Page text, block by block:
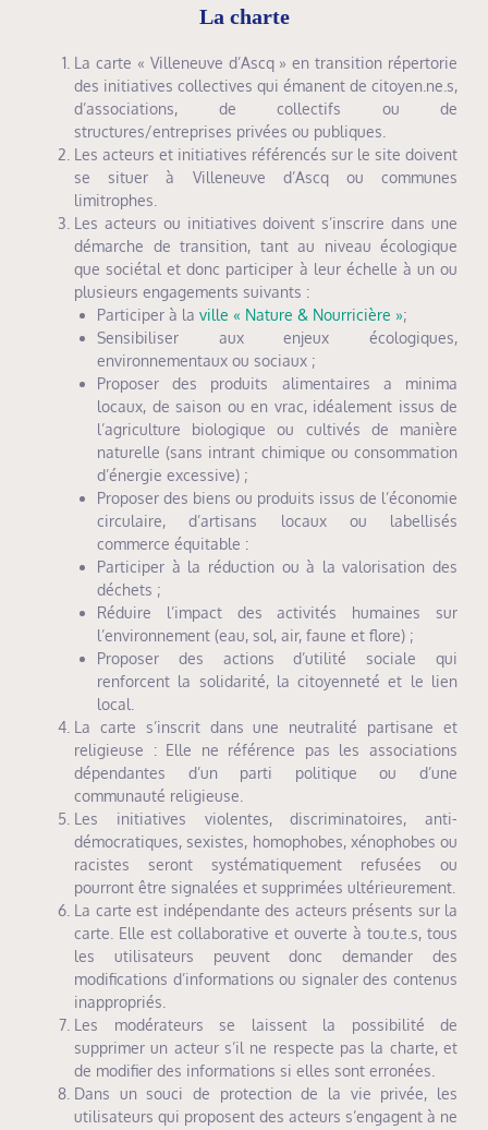
La charte
La carte « Villeneuve d’Ascq » en transition répertorie
des initiatives collectives qui émanent de citoyen.ne.s,
d’associations, de collectifs ou de
structures/entreprises privées ou publiques.
Les acteurs et initiatives référencés sur le site doivent
se situer à Villeneuve d’Ascq ou communes
limitrophes.
Les acteurs ou initiatives doivent s’inscrire dans une
démarche de transition, tant au niveau écologique
que sociétal et donc participer à leur échelle à un ou
plusieurs engagements suivants :
Participer à la ville « Nature & Nourricière »;
Sensibiliser aux enjeux écologiques,
environnementaux ou sociaux ;
Proposer des produits alimentaires a minima
locaux, de saison ou en vrac, idéalement issus de
l’agriculture biologique ou cultivés de manière
naturelle (sans intrant chimique ou consommation
d’énergie excessive) ;
Proposer des biens ou produits issus de l’économie
circulaire, d’artisans locaux ou labellisés
commerce équitable :
Participer à la réduction ou à la valorisation des
déchets ;
Réduire l’impact des activités humaines sur
l’environnement (eau, sol, air, faune et flore) ;
Proposer des actions d’utilité sociale qui
renforcent la solidarité, la citoyenneté et le lien
local.
La carte s’inscrit dans une neutralité partisane et
religieuse : Elle ne référence pas les associations
dépendantes d’un parti politique ou d’une
communauté religieuse.
Les initiatives violentes, discriminatoires, anti-
démocratiques, sexistes, homophobes, xénophobes ou
racistes seront systématiquement refusées ou
pourront être signalées et supprimées ultérieurement.
La carte est indépendante des acteurs présents sur la
carte. Elle est collaborative et ouverte à tou.te.s, tous
les utilisateurs peuvent donc demander des
modifications d’informations ou signaler des contenus
inappropriés.
Les modérateurs se laissent la possibilité de
supprimer un acteur s’il ne respecte pas la charte, et
de modifier des informations si elles sont erronées.
Dans un souci de protection de la vie privée, les
utilisateurs qui proposent des acteurs s’engagent à ne